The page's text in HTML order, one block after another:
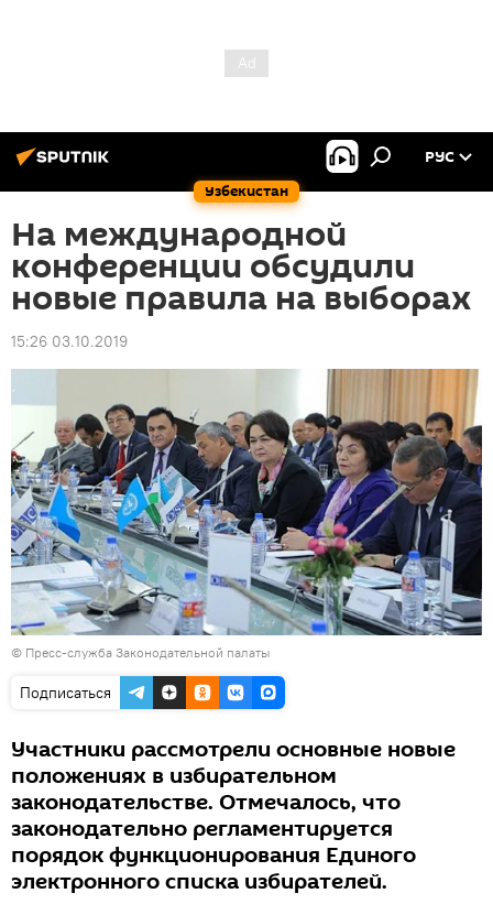
Узбекистан
РУС
На международной
конференции обсудили
новые правила на выборах
15:26 03.10.2019
© Пресс-служба Законодательной палаты
Подписаться
Участники рассмотрели основные новые
положениях в избирательном
законодательстве. Отмечалось, что
законодательно регламентируется
порядок функционирования Единого
электронного списка избирателей.